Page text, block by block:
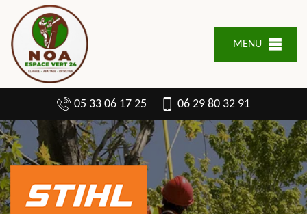
MENU
05 33 06 17 25 06 29 80 32 91